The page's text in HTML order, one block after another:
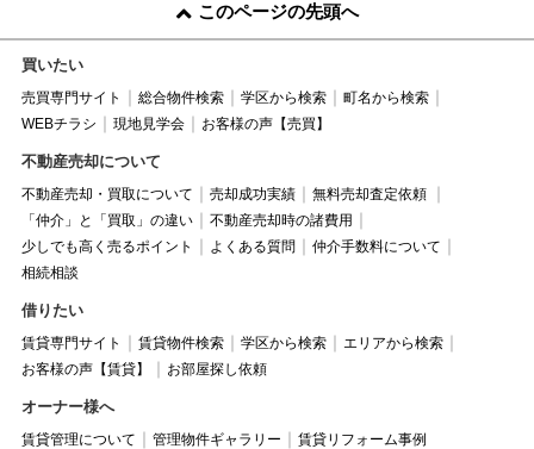
このページの先頭へ
買いたい
売買専門サイト 総合物件検索 学区から検索
町名から検索
WEBチラシ
現地見学会 お客様の声【売買】
不動産売却について
不動産売却・買取について 売却成功実績
無料売却査定依頼
「仲介」と「買取」の違い
不動産売却時の諸費用
少しでも高く売るポイント
よくある質問
仲介手数料について
相続相談
借りたい
賃貸専門サイト 賃貸物件検索 学区から検索
エリアから検索
お客様の声【賃貸】
お部屋探し依頼
オーナー様へ
賃貸管理について 管理物件ギャラリー 賃貸リフォーム事例